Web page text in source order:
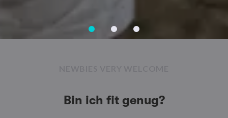
Bin ich fit genug?